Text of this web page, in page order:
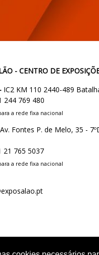
- CENTRO DE
IC2 KM 110 2440-489
244 769 480
a rede fixa nacional
Av. Fontes P. de Melo, 35 -
21 765 5037
a rede fixa nacional